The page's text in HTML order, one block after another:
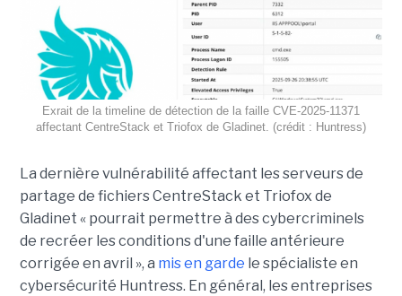
Exrait de la timeline de détection de la faille CVE-2025-11371
affectant CentreStack et Triofox de Gladinet. (crédit : Huntress)
La dernière vulnérabilité affectant les serveurs de
partage de fichiers CentreStack et Triofox de
Gladinet « pourrait permettre à des cybercriminels
de recréer les conditions d'une faille antérieure
corrigée en avril », a mis en garde le spécialiste en
cybersécurité Huntress. En général, les entreprises